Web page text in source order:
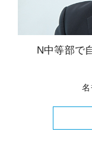
N中等部で
名